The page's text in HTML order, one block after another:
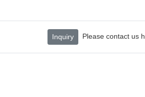
Inquiry Please contact us